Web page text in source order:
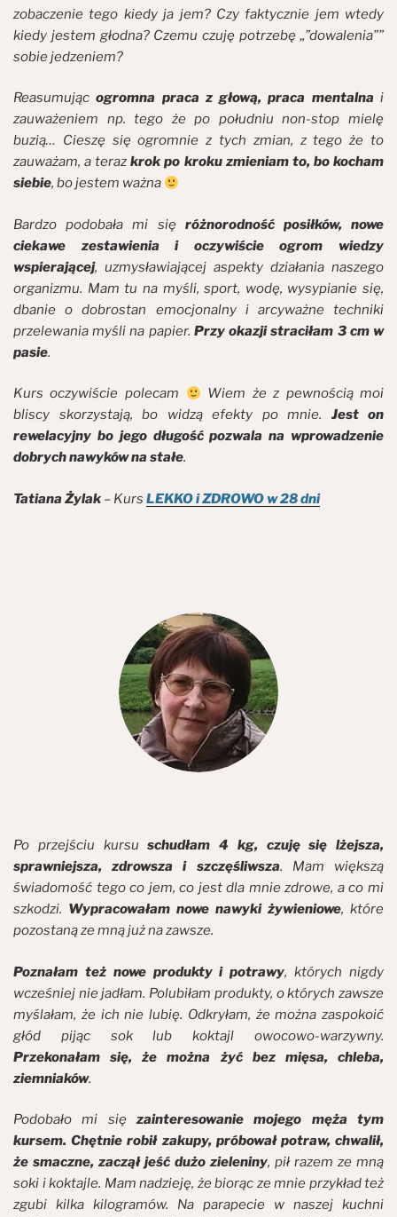
zobaczenie tego kiedy ja jem? Czy faktycznie jem wtedy
kiedy jestem głodna? Czemu czuję potrzebę „”dowalenia””
sobie jedzeniem?
Reasumując ogromna praca z głową, praca mentalna i
zauważeniem np. tego że po południu non-stop mielę
buzią… Cieszę się ogromnie z tych zmian, z tego że to
zauważam, a terazkrok po kroku zmieniam to, bo kocham
siebie, bo jestem ważna
Bardzo podobała mi się różnorodność posiłków, nowe
ciekawe zestawienia i oczywiście ogrom wiedzy
wspierającej, uzmysławiającej aspekty działania naszego
organizmu. Mam tu na myśli, sport, wodę, wysypianie się,
dbanie o dobrostan emocjonalny i arcyważne techniki
przelewania myśli na papier. Przy okazji straciłam 3 cm w
pasie.
Kurs oczywiście polecam
Wiem że z pewnością moi
bliscy skorzystają, bo widzą efekty po mnie. Jest on
rewelacyjny bo jego długość pozwala na wprowadzenie
dobrych nawyków na stałe.
Tatiana Żylak – Kurs LEKKO i ZDROWO w 28 dni
Po przejściu kursuschudłam 4 kg, czuję się lżejsza,
sprawniejsza, zdrowsza i szczęśliwsza. Mam większą
świadomość tego co jem, co jest dla mnie zdrowe, a co mi
szkodzi. Wypracowałam nowe nawyki żywieniowe, które
pozostaną ze mną już na zawsze.
Poznałam też nowe produkty i potrawy, których nigdy
wcześniej nie jadłam. Polubiłam produkty, o których zawsze
myślałam, że ich nie lubię. Odkryłam, że można zaspokoić
głód pijąc sok lub koktajl owocowo-warzywny.
Przekonałam się, że można żyć bez mięsa, chleba,
ziemniaków.
Podobało mi sięzainteresowanie mojego męża tym
kursem. Chętnie robił zakupy, próbował potraw, chwalił,
że smaczne, zaczął jeść dużo zieleniny, pił razem ze mną
soki i koktajle. Mam nadzieję, że biorąc ze mnie przykład też
zgubi kilka kilogramów. Na parapecie w naszej kuchni